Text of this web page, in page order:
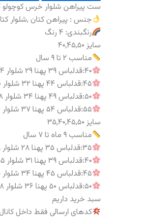
ست پیراهن شلوار خرس کوچولو
جنس : پیراهن کتان ,شلوار
رنگبندی: ۴ رنگ
سایز ۴۰,۴۵,۵۰
مناسب ۲ تا ۹ سال
۴۰:قدلباس ۳۹ پهنا ۲۹ شلوار ۵۴
۴۵:قدلباس ۴۴ پهنا ۳۲ شلوار ۶۰
۵۰:قدلباس ۴۹ پهنا ۳۴ شلوار ۶۸
۵۵:قدلباس ۵۴ پهنا ۳۷ شلوار ۷۶
سایز ۳۵,۴۰,۴۵,۵۰
مناسب ۹ ماه تا ۷ سال
۳۵:قدلباس ۳۵ پهنا ۲۸ شلوار ۴۸
۴۰:قدلباس ۳۹ پهنا ۳۱ شلوار ۵۵
۴۵:قدلباس ۴۵ پهنا ۳۴ شلوار ۶۰
۵۰:قدلباس ۵۰ پهنا ۳۶ شلوار ۶۸
سبد خرید داریم
کدهای ارسالی فقط داخل کانال